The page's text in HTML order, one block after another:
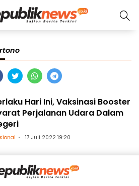
Hari Ini, Vaksinasi Booster
Perjalanan Udara Dalam
17 Juli 2022 19:20